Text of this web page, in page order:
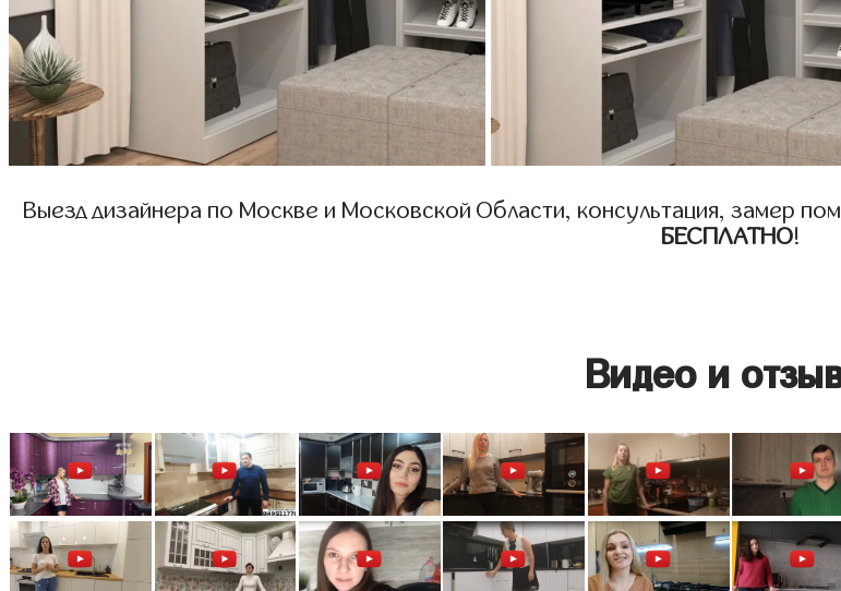
Выезд дизайнера по Москве и Московской Области, консультация, замер
БЕСПЛАТНО!
Видео и